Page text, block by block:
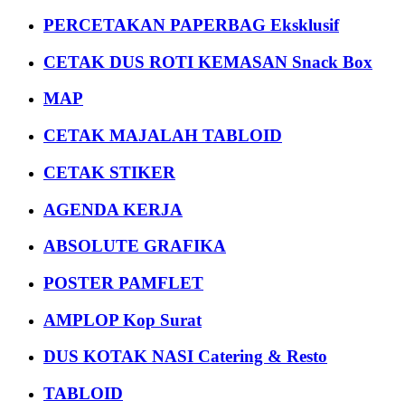
PERCETAKAN PAPERBAG Eksklusif
CETAK DUS ROTI KEMASAN Snack Box
MAP
CETAK MAJALAH TABLOID
CETAK STIKER
AGENDA KERJA
ABSOLUTE GRAFIKA
POSTER PAMFLET
AMPLOP Kop Surat
DUS KOTAK NASI Catering & Resto
TABLOID